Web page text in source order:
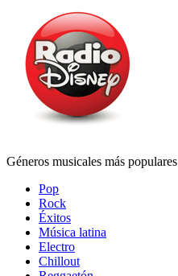
Géneros musicales más populares
Pop
Rock
Éxitos
Música latina
Electro
Chillout